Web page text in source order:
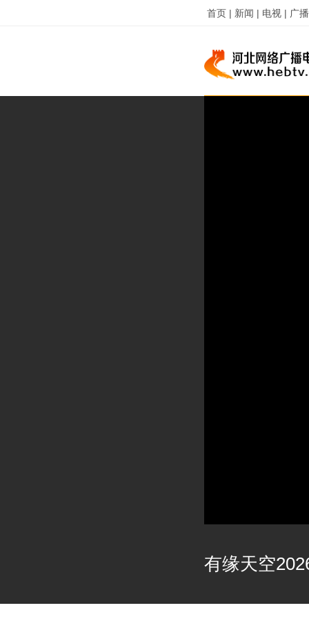
首页 | 新闻 | 电视 | 广
有缘天空